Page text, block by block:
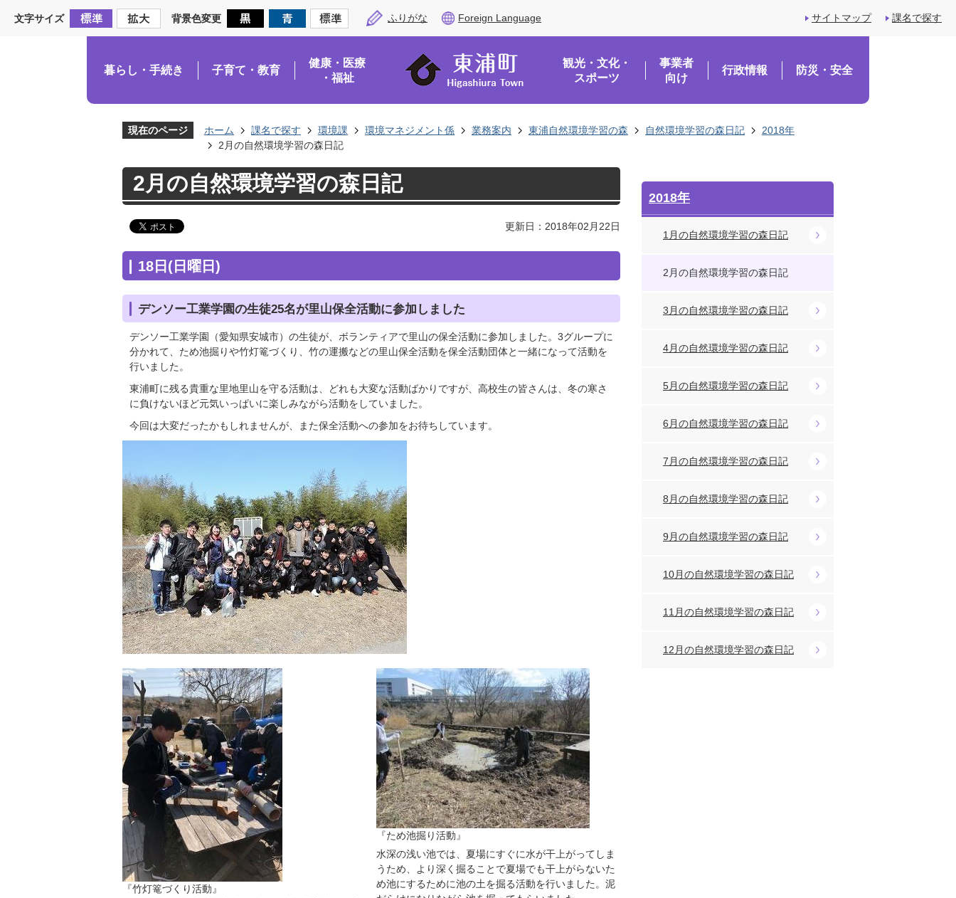
文字サイズ 背景色変更 ふりがな Foreign Language サイトマップ 課名で探す
暮らし・手続き 子育て・教育
健康・医療
・福祉
観光・文化・
スポーツ
事業者
向け
行政情報 防災・安全
現在のページ ホーム 課名で探す 環境課 環境マネジメント係 業務案内 東浦自然環境学習の森 自然環境学習の森日記
2018年
2月の自然環境学習の森日記
2月の自然環境学習の森日記
更新日：2018年02月22日
18日(日曜日)
デンソー工業学園の生徒25名が里山保全活動に参加しました
デンソー工業学園（愛知県安城市）の生徒が、ボランティアで里山の保全活動に参加しました。3グループに
分かれて、ため池掘りや竹灯篭づくり、竹の運搬などの里山保全活動を保全活動団体と一緒になって活動を
行いました。
東浦町に残る貴重な里地里山を守る活動は、どれも大変な活動ばかりですが、高校生の皆さんは、冬の寒さ
に負けないほど元気いっぱいに楽しみながら活動をしていました。
今回は大変だったかもしれませんが、また保全活動への参加をお待ちしています。
『竹灯篭づくり活動』
『ため池掘り活動』
水深の浅い池では、夏場にすぐに水が干上がってしま
うため、より深く掘ることで夏場でも干上がらないた
め池にするために池の土を掘る活動を行いました。泥
2018年
1月の自然環境学習の森日記
2月の自然環境学習の森日記
3月の自然環境学習の森日記
4月の自然環境学習の森日記
5月の自然環境学習の森日記
6月の自然環境学習の森日記
7月の自然環境学習の森日記
8月の自然環境学習の森日記
9月の自然環境学習の森日記
10月の自然環境学習の森日記
11月の自然環境学習の森日記
12月の自然環境学習の森日記